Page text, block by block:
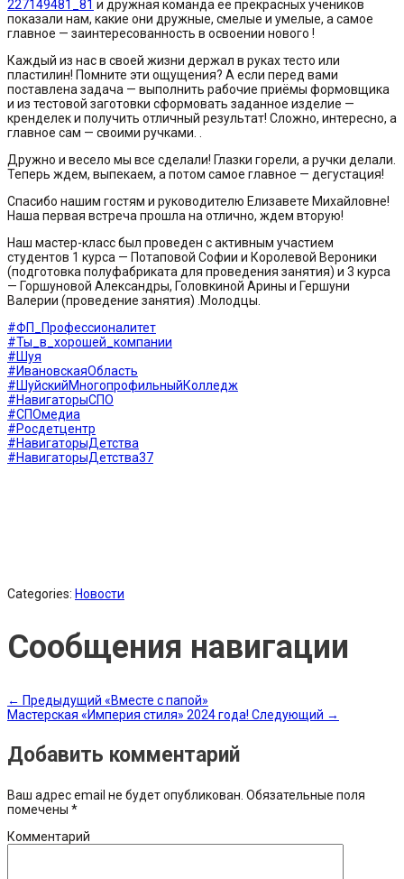
227149481_81 и дружная команда её прекрасных учеников
показали нам, какие они дружные, смелые и умелые, а самое
главное — заинтересованность в освоении нового !
Каждый из нас в своей жизни держал в руках тесто или
пластилин! Помните эти ощущения? А если перед вами
поставлена задача — выполнить рабочие приёмы формовщика
и из тестовой заготовки сформовать заданное изделие —
кренделек и получить отличный результат! Сложно, интересно, а
главное сам — своими ручками. .
Дружно и весело мы все сделали! Глазки горели, а ручки делали.
Теперь ждем, выпекаем, а потом самое главное — дегустация!
Спасибо нашим гостям и руководителю Елизавете Михайловне!
Наша первая встреча прошла на отлично, ждем вторую!
Наш мастер-класс был проведен с активным участием
студентов 1 курса — Потаповой Софии и Королевой Вероники
(подготовка полуфабриката для проведения занятия) и 3 курса
— Горшуновой Александры, Головкиной Арины и Гершуни
Валерии (проведение занятия) .Молодцы.
#ФП_Профессионалитет
#Ты_в_хорошей_компании
#Шуя
#ИвановскаяОбласть
#ШуйскийМногопрофильныйКолледж
#НавигаторыСПО
#СПОмедиа
#Росдетцентр
#НавигаторыДетства
#НавигаторыДетства37
Categories: Новости
Сообщения навигации
← Предыдущий «Вместе с папой»
Мастерская «Империя стиля» 2024 года! Следующий →
Добавить комментарий
Ваш адрес email не будет опубликован. Обязательные поля
помечены *
Комментарий